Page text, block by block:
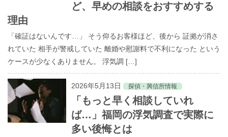
ど、早めの相談をおすすめする
理由
「確証はないんです…」 そう仰るお客様ほど、後から 証拠が消さ
れていた 相手が警戒していた 離婚や慰謝料で不利になった という
ケースが少なくありません。 浮気調 […]
2026年5月13日 探偵・興信所情報
「もっと早く相談していれ
ば…」福岡の浮気調査で実際に
多い後悔とは